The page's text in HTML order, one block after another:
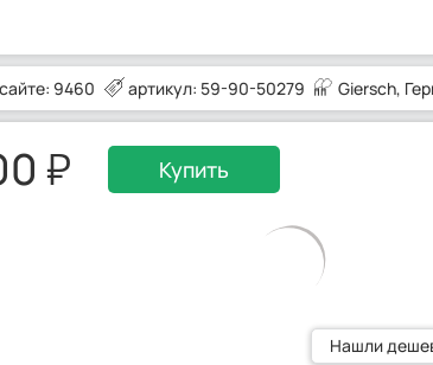
9460 артикул: 59-90-50279 Giersch,
Купить
Нашли